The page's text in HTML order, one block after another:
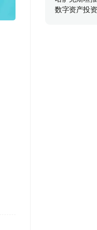
数字资产投资